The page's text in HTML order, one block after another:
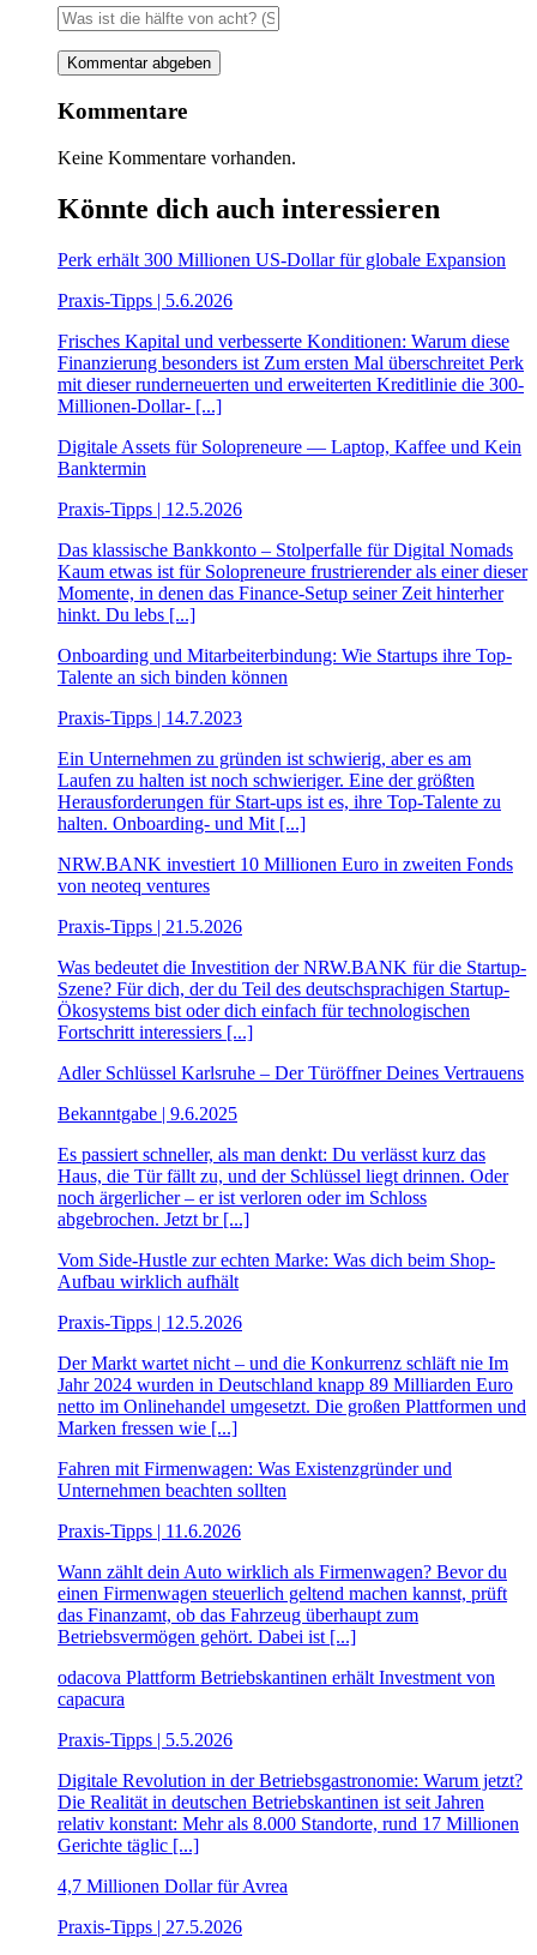
Kommentare
Keine Kommentare vorhanden.
Könnte dich auch interessieren
Perk erhält 300 Millionen US-Dollar für globale Expansion
Praxis-Tipps | 5.6.2026
Frisches Kapital und verbesserte Konditionen: Warum diese
Finanzierung besonders ist Zum ersten Mal überschreitet Perk
mit dieser runderneuerten und erweiterten Kreditlinie die 300-
Millionen-Dollar- [...]
Digitale Assets für Solopreneure — Laptop, Kaffee und Kein
Banktermin
Praxis-Tipps | 12.5.2026
Das klassische Bankkonto – Stolperfalle für Digital Nomads
Kaum etwas ist für Solopreneure frustrierender als einer dieser
Momente, in denen das Finance-Setup seiner Zeit hinterher
hinkt. Du lebs [...]
Onboarding und Mitarbeiterbindung: Wie Startups ihre Top-
Talente an sich binden können
Praxis-Tipps | 14.7.2023
Ein Unternehmen zu gründen ist schwierig, aber es am
Laufen zu halten ist noch schwieriger. Eine der größten
Herausforderungen für Start-ups ist es, ihre Top-Talente zu
halten. Onboarding- und Mit [...]
NRW.BANK investiert 10 Millionen Euro in zweiten Fonds
von neoteq ventures
Praxis-Tipps | 21.5.2026
Was bedeutet die Investition der NRW.BANK für die Startup-
Szene? Für dich, der du Teil des deutschsprachigen Startup-
Ökosystems bist oder dich einfach für technologischen
Fortschritt interessiers [...]
Adler Schlüssel Karlsruhe – Der Türöffner Deines Vertrauens
Bekanntgabe | 9.6.2025
Es passiert schneller, als man denkt: Du verlässt kurz das
Haus, die Tür fällt zu, und der Schlüssel liegt drinnen. Oder
noch ärgerlicher – er ist verloren oder im Schloss
abgebrochen. Jetzt br [...]
Vom Side-Hustle zur echten Marke: Was dich beim Shop-
Aufbau wirklich aufhält
Praxis-Tipps | 12.5.2026
Der Markt wartet nicht – und die Konkurrenz schläft nie Im
Jahr 2024 wurden in Deutschland knapp 89 Milliarden Euro
netto im Onlinehandel umgesetzt. Die großen Plattformen und
Marken fressen wie [...]
Fahren mit Firmenwagen: Was Existenzgründer und
Unternehmen beachten sollten
Praxis-Tipps | 11.6.2026
Wann zählt dein Auto wirklich als Firmenwagen? Bevor du
einen Firmenwagen steuerlich geltend machen kannst, prüft
das Finanzamt, ob das Fahrzeug überhaupt zum
Betriebsvermögen gehört. Dabei ist [...]
odacova Plattform Betriebskantinen erhält Investment von
capacura
Praxis-Tipps | 5.5.2026
Digitale Revolution in der Betriebsgastronomie: Warum jetzt?
Die Realität in deutschen Betriebskantinen ist seit Jahren
relativ konstant: Mehr als 8.000 Standorte, rund 17 Millionen
Gerichte täglic [...]
4,7 Millionen Dollar für Avrea
Praxis-Tipps | 27.5.2026